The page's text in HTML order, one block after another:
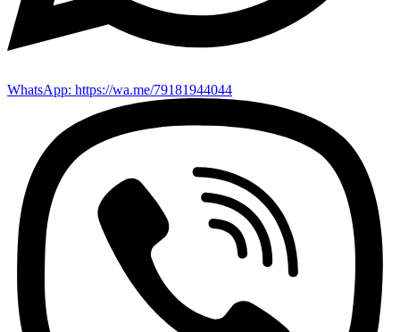
WhatsApp: https://wa.me/79181944044